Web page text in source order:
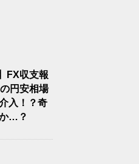
FX収支報
円安相場
入！？奇
…？